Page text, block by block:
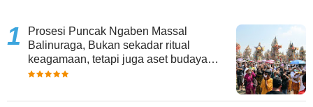
Prosesi Puncak Ngaben Massal
Balinuraga, Bukan sekadar ritual
keagamaan, tetapi juga aset budaya
yang memperkaya keberagaman